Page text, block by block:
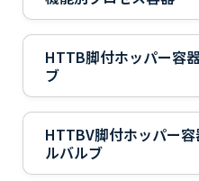
HTTB脚付ホッパー容
ブ
HTTBV脚付ホッパー
ルバルブ